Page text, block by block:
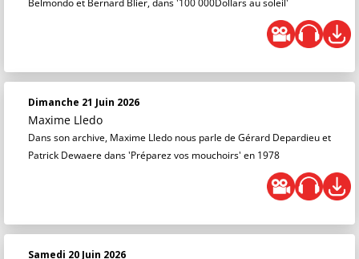
Belmondo et Bernard Blier, dans '100 000Dollars au soleil'
Dimanche 21 Juin 2026
Maxime Lledo
Dans son archive, Maxime Lledo nous parle de Gérard Depardieu et
Patrick Dewaere dans 'Préparez vos mouchoirs' en 1978
Samedi 20 Juin 2026